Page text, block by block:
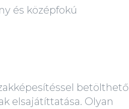
és középfokú
betölthető
elsajátíttatása. Olyan